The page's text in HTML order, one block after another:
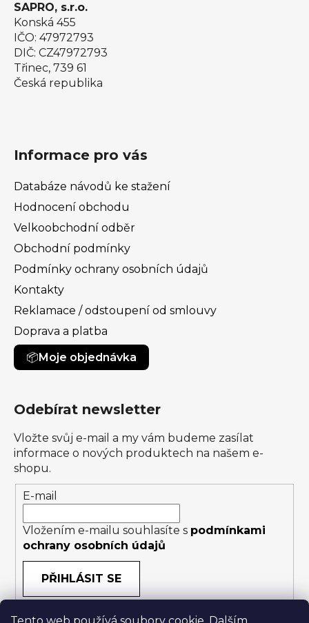
SAPRO, s.r.o.
Konská 455
IČO: 47972793
DIČ: CZ47972793
Třinec, 739 61
Česká republika
Informace pro vás
Databáze návodů ke stažení
Hodnocení obchodu
Velkoobchodní odběr
Obchodní podmínky
Podmínky ochrany osobních údajů
Kontakty
Reklamace / odstoupení od smlouvy
Doprava a platba
Moje objednávka
Odebírat newsletter
Vložte svůj e-mail a my vám budeme zasílat
informace o nových produktech na našem e-
shopu.
E-mail
Vložením e-mailu souhlasíte s podmínkami
ochrany osobních údajů
PŘIHLÁSIT SE